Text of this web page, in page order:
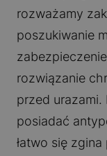
rozważamy
poszukiwanie
rozwiązanie
przed urazami.
posiadać
łatwo się